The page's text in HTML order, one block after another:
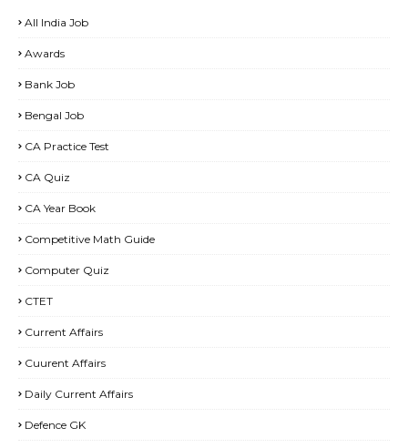
All India Job
Awards
Bank Job
Bengal Job
CA Practice Test
CA Quiz
CA Year Book
Competitive Math Guide
Computer Quiz
CTET
Current Affairs
Cuurent Affairs
Daily Current Affairs
Defence GK